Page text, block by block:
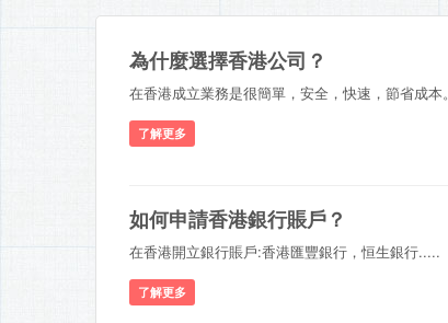
為什麼選擇香港公司？
在香港成立業務是很簡單，安全，快速，節省成本。
了解更多
如何申請香港銀行賬戶？
在香港開立銀行賬戶:香港匯豐銀行，恒生銀行.....
了解更多